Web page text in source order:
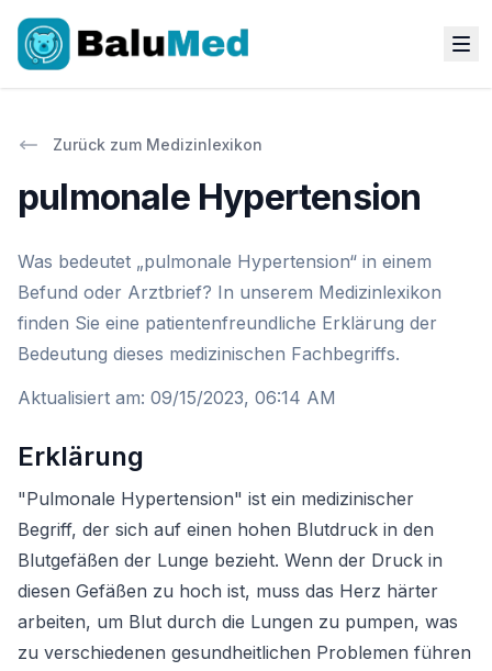
Zurück zum Medizinlexikon
pulmonale Hypertension
Was bedeutet „pulmonale Hypertension“ in einem
Befund oder Arztbrief? In unserem Medizinlexikon
finden Sie eine patientenfreundliche Erklärung der
Bedeutung dieses medizinischen Fachbegriffs.
Aktualisiert am: 09/15/2023, 06:14 AM
Erklärung
"Pulmonale Hypertension" ist ein medizinischer
Begriff, der sich auf einen hohen Blutdruck in den
Blutgefäßen der Lunge bezieht. Wenn der Druck in
diesen Gefäßen zu hoch ist, muss das Herz härter
arbeiten, um Blut durch die Lungen zu pumpen, was
zu verschiedenen gesundheitlichen Problemen führen